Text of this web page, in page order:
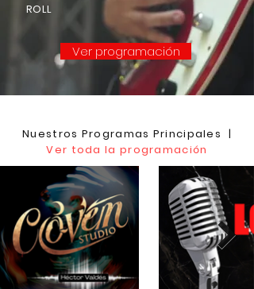
ROLL
Ver programación
Nuestros Programas Principales |
Ver toda la programación